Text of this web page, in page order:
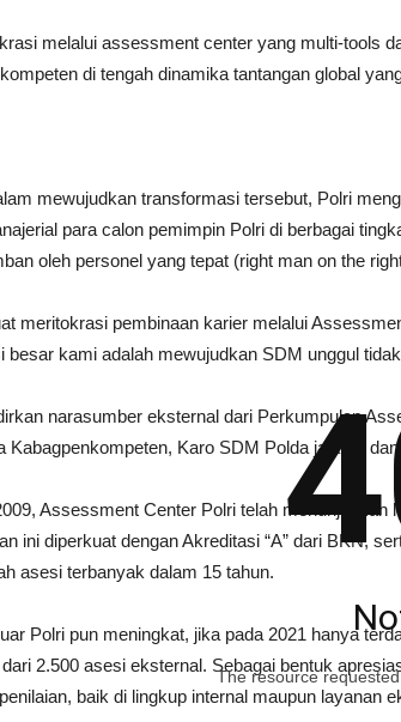
melalui assessment center yang multi-tools
di tengah dinamika tantangan global
mewujudkan transformasi tersebut, Polri
para calon pemimpin Polri di berbagai
oleh personel yang tepat (right man on the
meritokrasi pembinaan karier melalui
besar kami adalah mewujudkan SDM unggul
narasumber eksternal dari Perkumpulan
Kabagpenkompeten, Karo SDM Polda jajaran
Assessment Center Polri telah
ini diperkuat dengan Akreditasi “A” dari BKN,
asesi terbanyak dalam 15 tahun.
Polri pun meningkat, jika pada 2021 hanya
2.500 asesi eksternal. Sebagai bentuk
baik di lingkup internal maupun layanan
The resource